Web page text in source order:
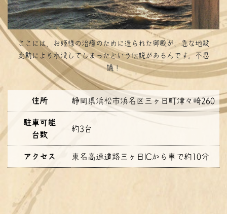
ここには、お姫様の治療のために造られた御殿が、急な地殻
変動により水没してしまったという伝説があるんです。不思
議！
住所 静岡県浜松市浜名区三ヶ日町津々崎260
駐車可能
台数
約3台
アクセス 東名高速道路三ヶ日ICから車で約10分